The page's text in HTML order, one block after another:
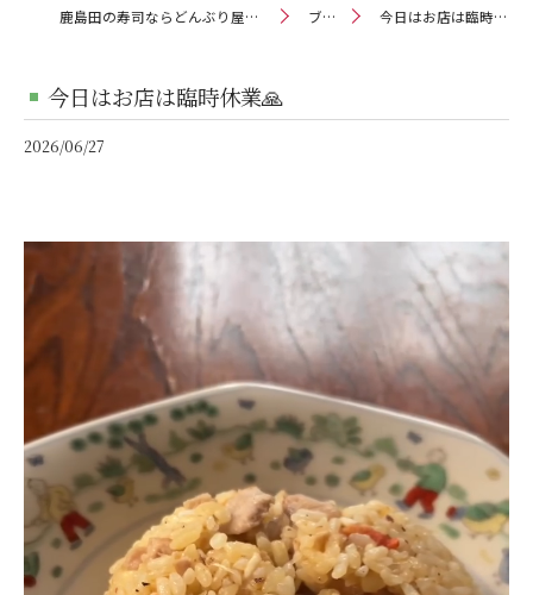
鹿島田の寿司ならどんぶり屋まぐろ大将 ブログ 今日はお店は臨時休業🙏
今日はお店は臨時休業🙏
2026/06/27